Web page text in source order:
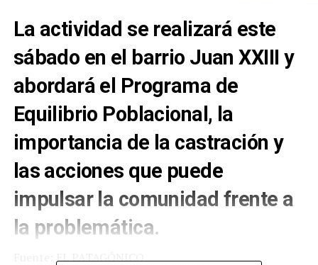
La actividad se realizará este
sábado en el barrio Juan XXIII y
abordará el Programa de
Equilibrio Poblacional, la
importancia de la castración y
las acciones que puede
impulsar la comunidad frente a
la problemática.
Fuente: EL PATAGÓNICO